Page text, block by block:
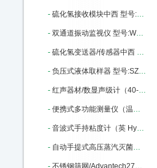
- 硫化氢接收模块中西 型号:A14-24库号：M405946
- 双通道振动监视仪 型号:WSJ-B2 库号：M405962
- 硫化氢变送器/传感器中西 型号:A11-24-0050-1-1库号：M405967
- 负压式液体取样器 型号:SZ23/56496库号：M56496
- 红声器材/数显声级计（40-130DB,2型）中西 型号:JH8-HS5633库号：M322317
- 便携式多功能测量仪（温度·转速·大气压力）中西 型号:KM06-VT 210库号：M342410
- 音波式手持粘度计（英 Hydramotion）中西 型号:BH51-VL7-100B-d21-TS库号：M343903
- 自动手提式高压蒸汽灭菌器/ 中西型号:HC15-YXQ-LS-18SI库号：M369476
- 不锈钢筛网/Advantech270目53um中西 型号:375956库号：M375956